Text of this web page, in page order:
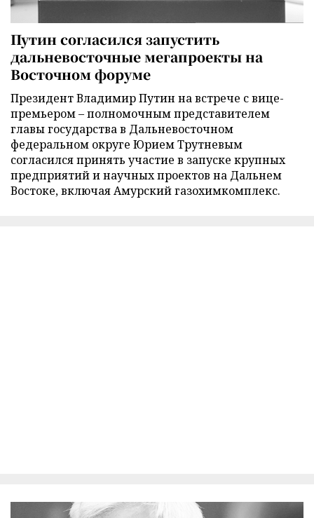
Путин согласился запустить
дальневосточные мегапроекты на
Восточном форуме
Президент Владимир Путин на встрече с вице-
премьером – полномочным представителем
главы государства в Дальневосточном
федеральном округе Юрием Трутневым
согласился принять участие в запуске крупных
предприятий и научных проектов на Дальнем
Востоке, включая Амурский газохимкомплекс.